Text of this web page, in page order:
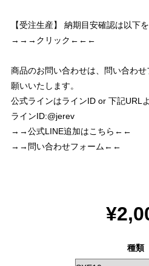
【受注生産】 納期目安確認は以下
→→→クリック←←←
商品のお問い合わせは、問い合わ
願いいたします。
公式ラインはラインID or 下記URL
ラインID:@jerev
→→公式LINE追加はこちら←←
→→問い合わせフォーム←←
種類